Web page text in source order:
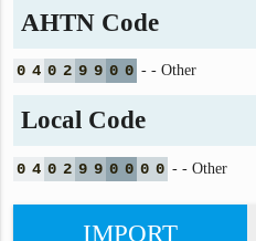
AHTN Code
0 4 0 2 9 9 0 0 - - Other
Local Code
0 4 0 2 9 9 0 0 0 0 - - Other
IMPORT